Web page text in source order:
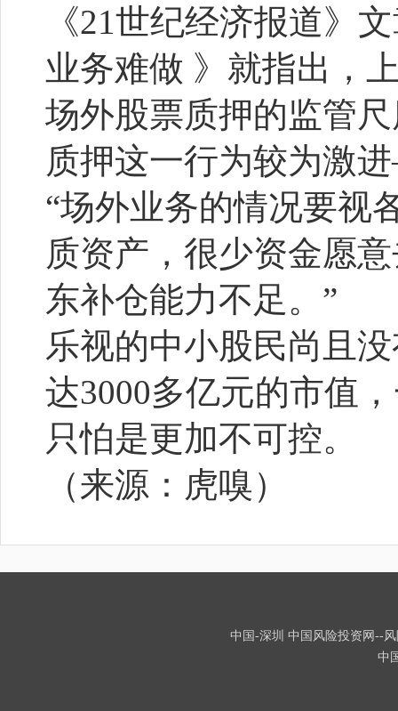
《21世纪经济报道》
业务难做 》就指出，
场外股票质押的监管
质押这一行为较为激
“场外业务的情况要视
质资产，很少资金愿
东补仓能力不足。”
乐视的中小股民尚且
达3000多亿元的市值
只怕是更加不可控。
（来源：虎嗅）
中国-深圳 中国风险投资网--
中